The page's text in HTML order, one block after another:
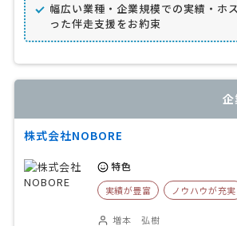
幅広い業種・企業規模での実績・ホ
った伴走支援をお約束
企
株式会社NOBORE
特色
実績が豊富 ノウハウが充実
増本 弘樹